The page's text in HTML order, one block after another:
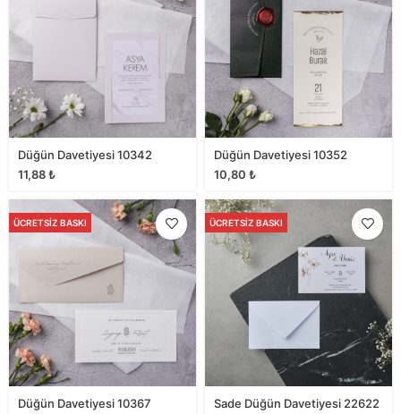
Düğün Davetiyesi 10342
11,88₺
Düğün Davetiyesi 10352
10,80 ₺
ÜCRETSIZ BASKI
Düğün Davetiyesi 10367
ÜCRETSIZ BASKI
Sade Düğün Davetiyesi 22622